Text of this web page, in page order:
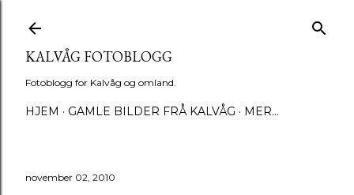
KALVÅG FOTOBLOGG
Fotoblogg for Kalvåg og omland.
HJEM GAMLE BILDER FRÅ KALVÅG MER…
november 02, 2010